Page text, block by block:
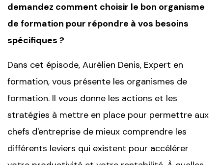
demandez comment choisir le bon organisme
de formation pour répondre à vos besoins
spécifiques ?
Dans cet épisode, Aurélien Denis, Expert en
formation, vous présente les organismes de
formation. Il vous donne les actions et les
stratégies à mettre en place pour permettre aux
chefs d'entreprise de mieux comprendre les
différents leviers qui existent pour accélérer